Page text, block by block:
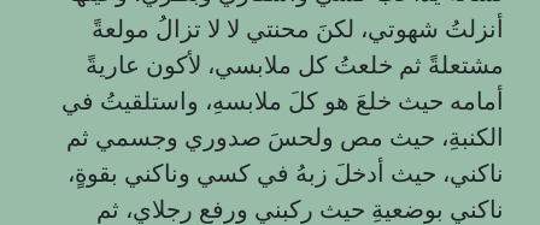
أنزلتُ شهوتي، لكنَ محنتي لا لا تزالُ مولعةً
مشتعلةً ثم خلعتُ كل ملابسي، لأكون عاريةً
أمامه حيث خلعَ هو كلَ ملابسهِ، واستلقيتُ في
الكنبةِ، حيث مص ولحسَ صدوري وجسمي ثم
ناكني، حيث أدخلَ زبهُ في كسي وناكني بقوةٍ،
ناكني بوضعيةِ حيث ركبني ورفع رجلاي، ثم